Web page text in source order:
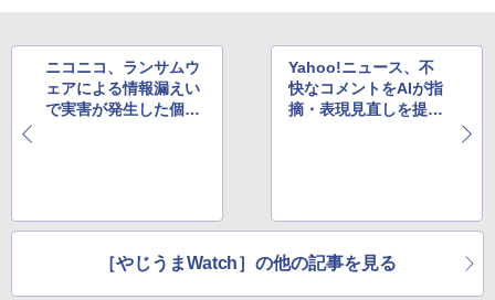
ニコニコ、ランサムウ
ェアによる情報漏えい
で実害が発生した個人
Yahoo!ニュース、不
快なコメントをAIが指
摘・表現見直しを提案
［やじうまWatch］の他の記事を見る